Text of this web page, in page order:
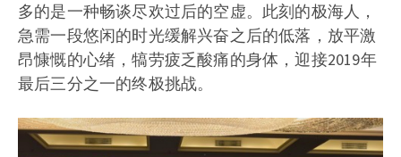
多的是一种畅谈尽欢过后的空虚。此刻的极海人，
急需一段悠闲的时光缓解兴奋之后的低落，放平激
昂慷慨的心绪，犒劳疲乏酸痛的身体，迎接2019年
最后三分之一的终极挑战。